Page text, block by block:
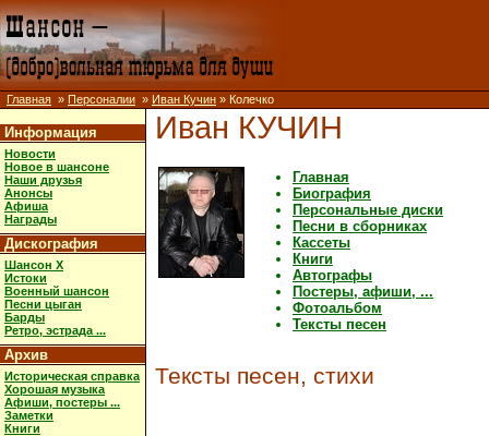
Главная » Персоналии » Иван Кучин » Колечко
Информация
Новости
Новое в шансоне
Наши друзья
Анонсы
Афиша
Награды
Дискография
Шансон X
Истоки
Военный шансон
Песни цыган
Барды
Ретро, эстрада ...
Архив
Историческая справка
Хорошая музыка
Афиши, постеры ...
Заметки
Книги
Иван КУЧИН
Главная
Биография
Персональные диски
Песни в сборниках
Кассеты
Книги
Автографы
Постеры, афиши, ...
Фотоальбом
Тексты песен
Тексты песен, стихи